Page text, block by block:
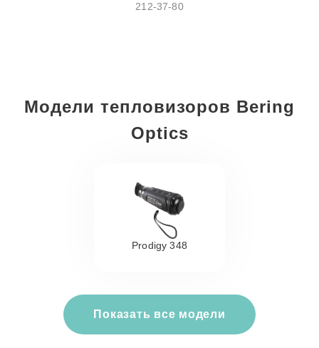
212-37-80
Модели тепловизоров Bering
Optics
Prodigy 348
Показать все модели